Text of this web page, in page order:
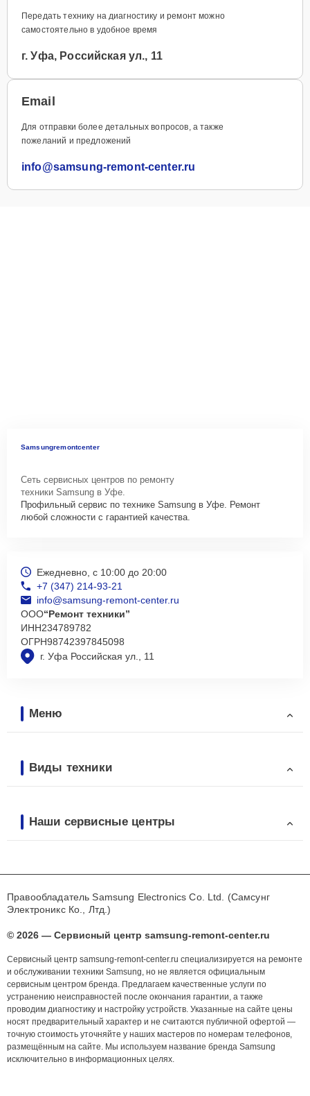
Передать технику на диагностику и ремонт можно
самостоятельно в удобное время
г. Уфа, Российская ул., 11
Email
Для отправки более детальных вопросов, а также
пожеланий и предложений
info@samsung-remont-center.ru
Samsungremontcenter
Сеть сервисных центров по ремонту
техники Samsung в Уфе.
Профильный сервис по технике Samsung в Уфе. Ремонт
любой сложности с гарантией качества.
г. Уфа Российская ул., 11
Ежедневно, с 10:00 до 20:00
+7 (347) 214-93-21
info@samsung-remont-center.ru
ООО“Ремонт техники”
ИНН234789782
ОГРН98742397845098
Меню
Виды техники
Наши сервисные центры
Правообладатель Samsung Electronics Co. Ltd. (Самсунг
Электроникс Ко., Лтд.)
© 2026 — Сервисный центр samsung-remont-center.ru
Сервисный центр samsung-remont-center.ru специализируется на ремонте
и обслуживании техники Samsung, но не является официальным
сервисным центром бренда. Предлагаем качественные услуги по
устранению неисправностей после окончания гарантии, а также
проводим диагностику и настройку устройств. Указанные на сайте цены
носят предварительный характер и не считаются публичной офертой —
точную стоимость уточняйте у наших мастеров по номерам телефонов,
размещённым на сайте. Мы используем название бренда Samsung
исключительно в информационных целях.